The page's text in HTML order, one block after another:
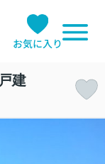
お気に入り
建